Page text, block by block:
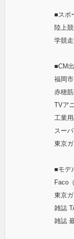
■スポ
陸上
学競
■CM
福岡
赤穂
TVア
工業
スー
東京
■モデ
Faco
東京
雑誌
雑誌